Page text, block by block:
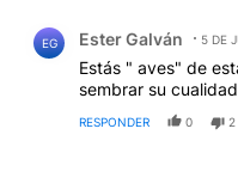
EG Ester Galván 5 DE
Estás " aves" de
sembrar su
RESPONDER 0 2